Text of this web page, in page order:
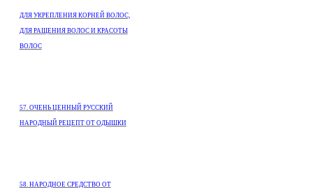
ДЛЯ УКРЕПЛЕНИЯ КОРНЕЙ ВОЛОС,
ДЛЯ РАЩЕНИЯ ВОЛОС И КРАСОТЫ
ВОЛОС
57. ОЧЕНЬ ЦЕННЫЙ РУССКИЙ
НАРОДНЫЙ РЕЦЕПТ ОТ ОДЫШКИ
58. НАРОДНОЕ СРЕДСТВО ОТ